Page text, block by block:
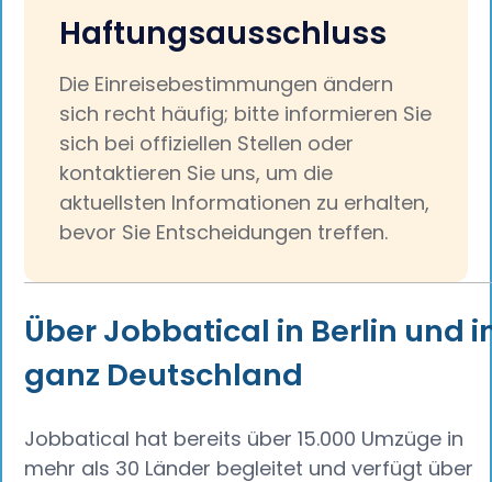
Haftungsausschluss
Die Einreisebestimmungen ändern
sich recht häufig; bitte informieren Sie
sich bei offiziellen Stellen oder
kontaktieren Sie uns, um die
aktuellsten Informationen zu erhalten,
bevor Sie Entscheidungen treffen.
Über Jobbatical in Berlin und
ganz Deutschland
Jobbatical hat bereits über 15.000 Umzüge in
mehr als 30 Länder begleitet und verfügt über